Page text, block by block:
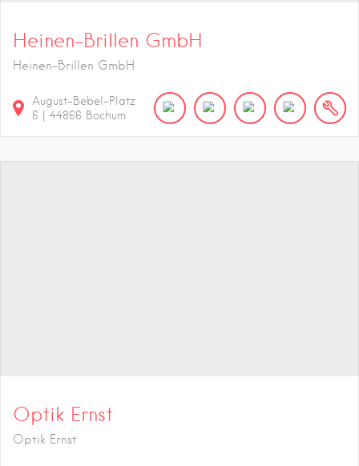
Heinen-Brillen GmbH
Heinen-Brillen GmbH
August-Bebel-Platz
6
44866 Bochum
Optik Ernst
Optik Ernst